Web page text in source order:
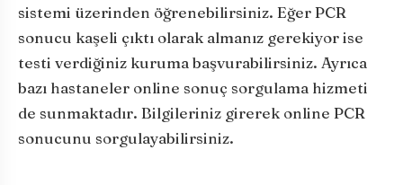
sistemi üzerinden öğrenebilirsiniz. Eğer PCR
sonucu kaşeli çıktı olarak almanız gerekiyor ise
testi verdiğiniz kuruma başvurabilirsiniz. Ayrıca
bazı hastaneler online sonuç sorgulama hizmeti
de sunmaktadır. Bilgileriniz girerek online PCR
sonucunu sorgulayabilirsiniz.